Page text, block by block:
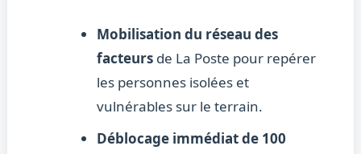
Mobilisation du réseau des
facteursde La Poste pour repérer
les personnes isolées et
vulnérables sur le terrain.
Déblocage immédiat de 100